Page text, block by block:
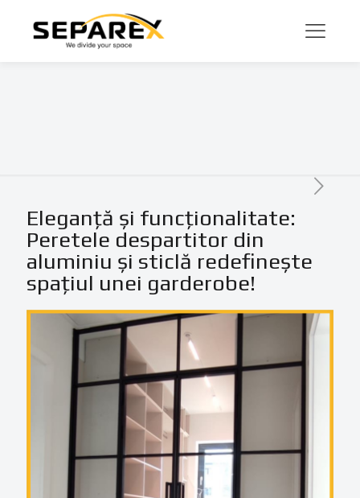
Eleganță și funcționalitate:
Peretele despartitor din
aluminiu și sticlă redefinește
spațiul unei garderobe!